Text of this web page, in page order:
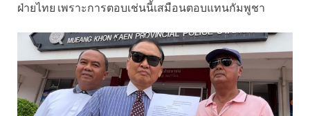
ฝ่ายไทย เพราะการตอบเช่นนี้เสมือนตอบแทนกัมพูชา